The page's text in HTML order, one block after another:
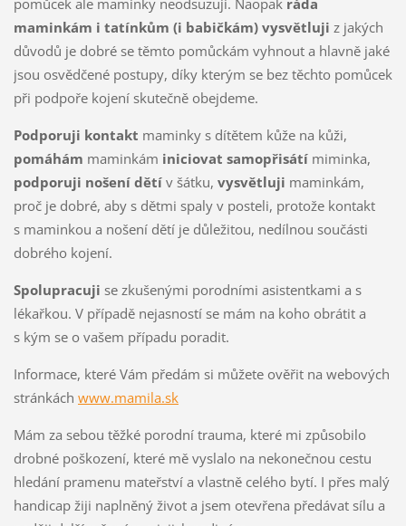
maminkám i tatínkům (i babičkám) vysvětluji z jakých
důvodů je dobré se těmto pomůckám vyhnout a hlavně jaké
jsou osvědčené postupy, díky kterým se bez těchto pomůcek
při podpoře kojení skutečně obejdeme.
Podporuji kontakt maminky s dítětem kůže na kůži,
pomáhám maminkám iniciovat samopřisátímiminka,
podporuji nošení dětív šátku, vysvětluji maminkám,
proč je dobré, aby s dětmi spaly v posteli, protože kontakt
s maminkou a nošení dětí je důležitou, nedílnou součásti
dobrého kojení.
Spolupracuji se zkušenými porodními asistentkami a s
lékařkou. V případě nejasností se mám na koho obrátit a
s kým se o vašem případu poradit.
Informace, které Vám předám si můžete ověřit na webových
stránkách www.mamila.sk
Mám za sebou těžké porodní trauma, které mi způsobilo
drobné poškození, které mě vyslalo na nekonečnou cestu
hledání pramenu mateřství a vlastně celého bytí. I přes malý
handicap žiji naplněný život a jsem otevřena předávat sílu a